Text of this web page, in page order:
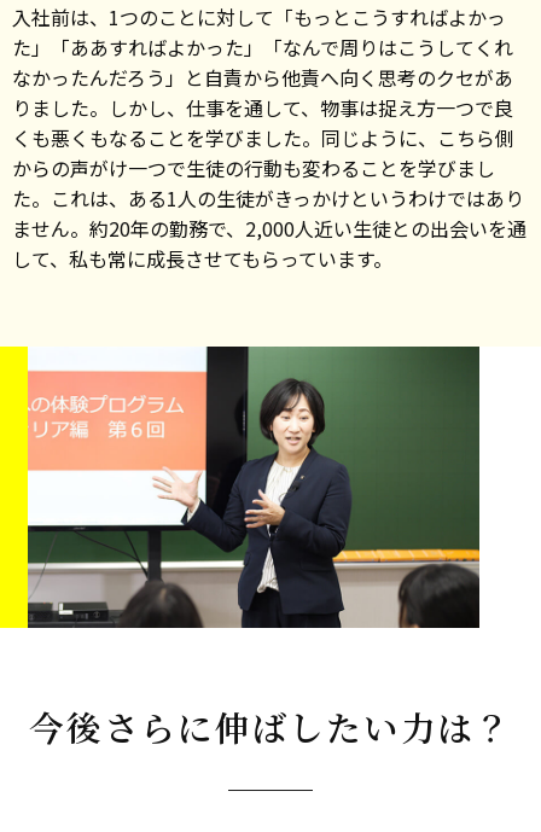
入社前は、1つのことに対して「もっとこうすればよかっ
た」「ああすればよかった」「なんで周りはこうしてくれ
なかったんだろう」と自責から他責へ向く思考のクセがあ
りました。しかし、仕事を通して、物事は捉え方一つで良
くも悪くもなることを学びました。同じように、こちら側
からの声がけ一つで生徒の行動も変わることを学びまし
た。これは、ある1人の生徒がきっかけというわけではあり
ません。約20年の勤務で、2,000人近い生徒との出会いを通
して、私も常に成長させてもらっています。
今後さらに伸ばしたい力は？